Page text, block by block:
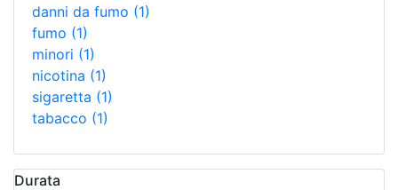
danni da fumo (1)
fumo (1)
minori (1)
nicotina (1)
sigaretta (1)
tabacco (1)
Durata